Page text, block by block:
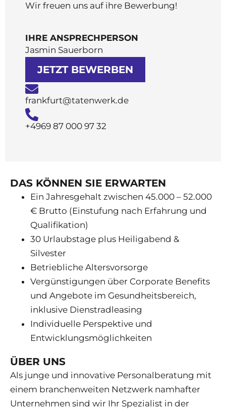
Wir freuen uns auf ihre Bewerbung!
IHRE ANSPRECHPERSON
Jasmin Sauerborn
frankfurt@tatenwerk.de
JETZT BEWERBEN
+4969 87 000 97 32
DAS KÖNNEN SIE ERWARTEN
Ein Jahresgehalt zwischen 45.000 – 52.000
€ Brutto (Einstufung nach Erfahrung und
Qualifikation)
30 Urlaubstage plus Heiligabend &
Silvester
Betriebliche Altersvorsorge
Vergünstigungen über Corporate Benefits
und Angebote im Gesundheitsbereich,
inklusive Dienstradleasing
Individuelle Perspektive und
Entwicklungsmöglichkeiten
ÜBER UNS
Als junge und innovative Personalberatung mit
einem branchenweiten Netzwerk namhafter
Unternehmen sind wir Ihr Spezialist in der